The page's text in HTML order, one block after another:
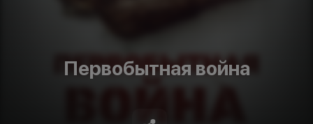
Первобытная война